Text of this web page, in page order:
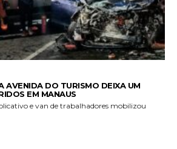
AVENIDA DO TURISMO DEIXA UM
EM MANAUS
e van de trabalhadores mobilizou